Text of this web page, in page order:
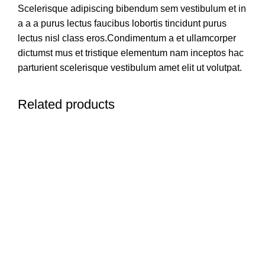
Scelerisque adipiscing bibendum sem vestibulum et in
a a a purus lectus faucibus lobortis tincidunt purus
lectus nisl class eros.Condimentum a et ullamcorper
dictumst mus et tristique elementum nam inceptos hac
parturient scelerisque vestibulum amet elit ut volutpat.
Related products